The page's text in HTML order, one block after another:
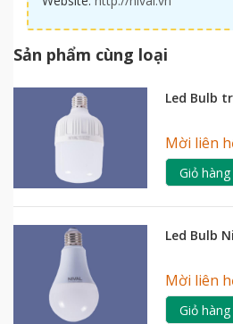
Sản phẩm cùng loại
Led Bulb
Mời liên
Giỏ hàng
Led Bulb
Mời liên
Giỏ hàng